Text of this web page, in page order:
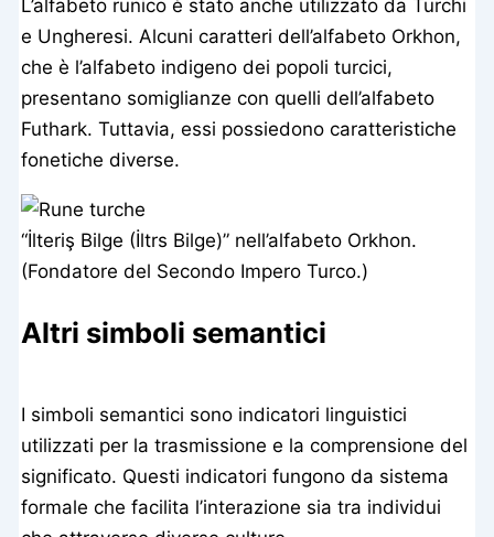
L’alfabeto runico è stato anche utilizzato da Turchi
e Ungheresi. Alcuni caratteri dell’alfabeto Orkhon,
che è l’alfabeto indigeno dei popoli turcici,
presentano somiglianze con quelli dell’alfabeto
Futhark. Tuttavia, essi possiedono caratteristiche
fonetiche diverse.
“İlteriş Bilge (İltrs Bilge)” nell’alfabeto Orkhon.
(Fondatore del Secondo Impero Turco.)
Altri simboli semantici
I simboli semantici sono indicatori linguistici
utilizzati per la trasmissione e la comprensione del
significato. Questi indicatori fungono da sistema
formale che facilita l’interazione sia tra individui